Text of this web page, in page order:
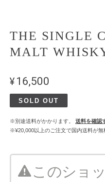
THE SINGLE
MALT
¥16,500
SOLD OUT
※別途送料がかかります。
送料を確認
※¥20,000以上のご注文で国内送料が無
このショ